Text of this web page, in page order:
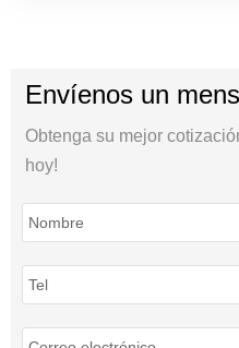
Envíenos un
Obtenga su mejor
hoy!